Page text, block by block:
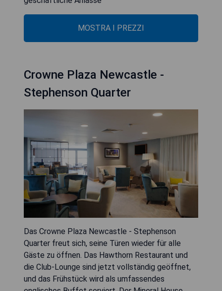
MOSTRA I PREZZI
Crowne Plaza Newcastle -
Stephenson Quarter
Das Crowne Plaza Newcastle - Stephenson
Quarter freut sich, seine Türen wieder für alle
Gäste zu öffnen. Das Hawthorn Restaurant und
die Club-Lounge sind jetzt vollständig geöffnet,
und das Frühstück wird als umfassendes